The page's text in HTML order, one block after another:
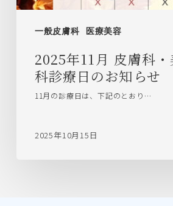
一般皮膚科 医療美容
2025年11月 皮膚科
科診療日のお知らせ
11月の診療日は、下記のとおり…
2025年10月15日